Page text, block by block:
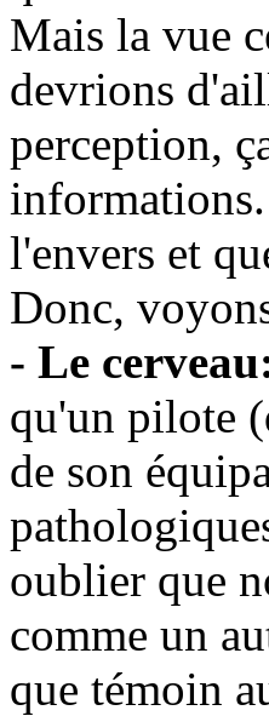
Mais la vue
devrions
perception,
l'envers et
Donc,
- Le
qu'un pilote
de son
oublier que
comme un
que témoin